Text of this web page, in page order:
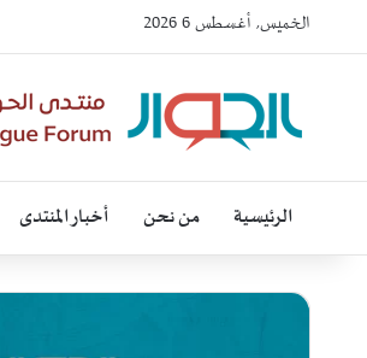
الخميس, أغسطس 6 2026
الرئيسية من نحن أخبار المنتدى